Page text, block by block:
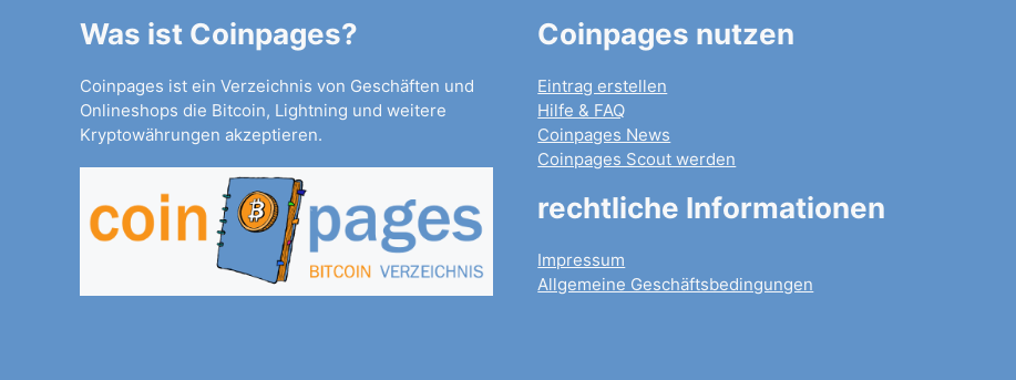
Was ist Coinpages?
Coinpages ist ein Verzeichnis von Geschäften und
Onlineshops die Bitcoin, Lightning und weitere
Kryptowährungen akzeptieren.
Coinpages nutzen
Eintrag erstellen
Hilfe & FAQ
Coinpages News
Coinpages Scout werden
rechtliche Informationen
Impressum
Allgemeine Geschäftsbedingungen